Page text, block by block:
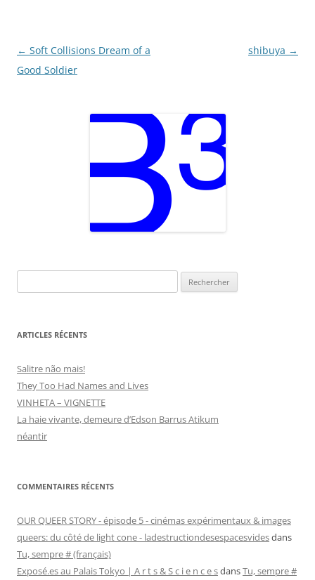
Navigation
des
← Soft Collisions Dream of a
Good Soldier
shibuya →
ARTICLES RÉCENTS
Salitre não mais!
They Too Had Names and Lives
VINHETA – VIGNETTE
La haie vivante, demeure d’Edson Barrus Atikum
néantir
COMMENTAIRES RÉCENTS
OUR QUEER STORY - épisode 5 - cinémas expérimentaux & images
queers: du côté de light cone - ladestructiondesespacesvidesdans
Tu, sempre # (français)
Exposé.es au Palais Tokyo | A r t s & S c i e n c e sdansTu, sempre #